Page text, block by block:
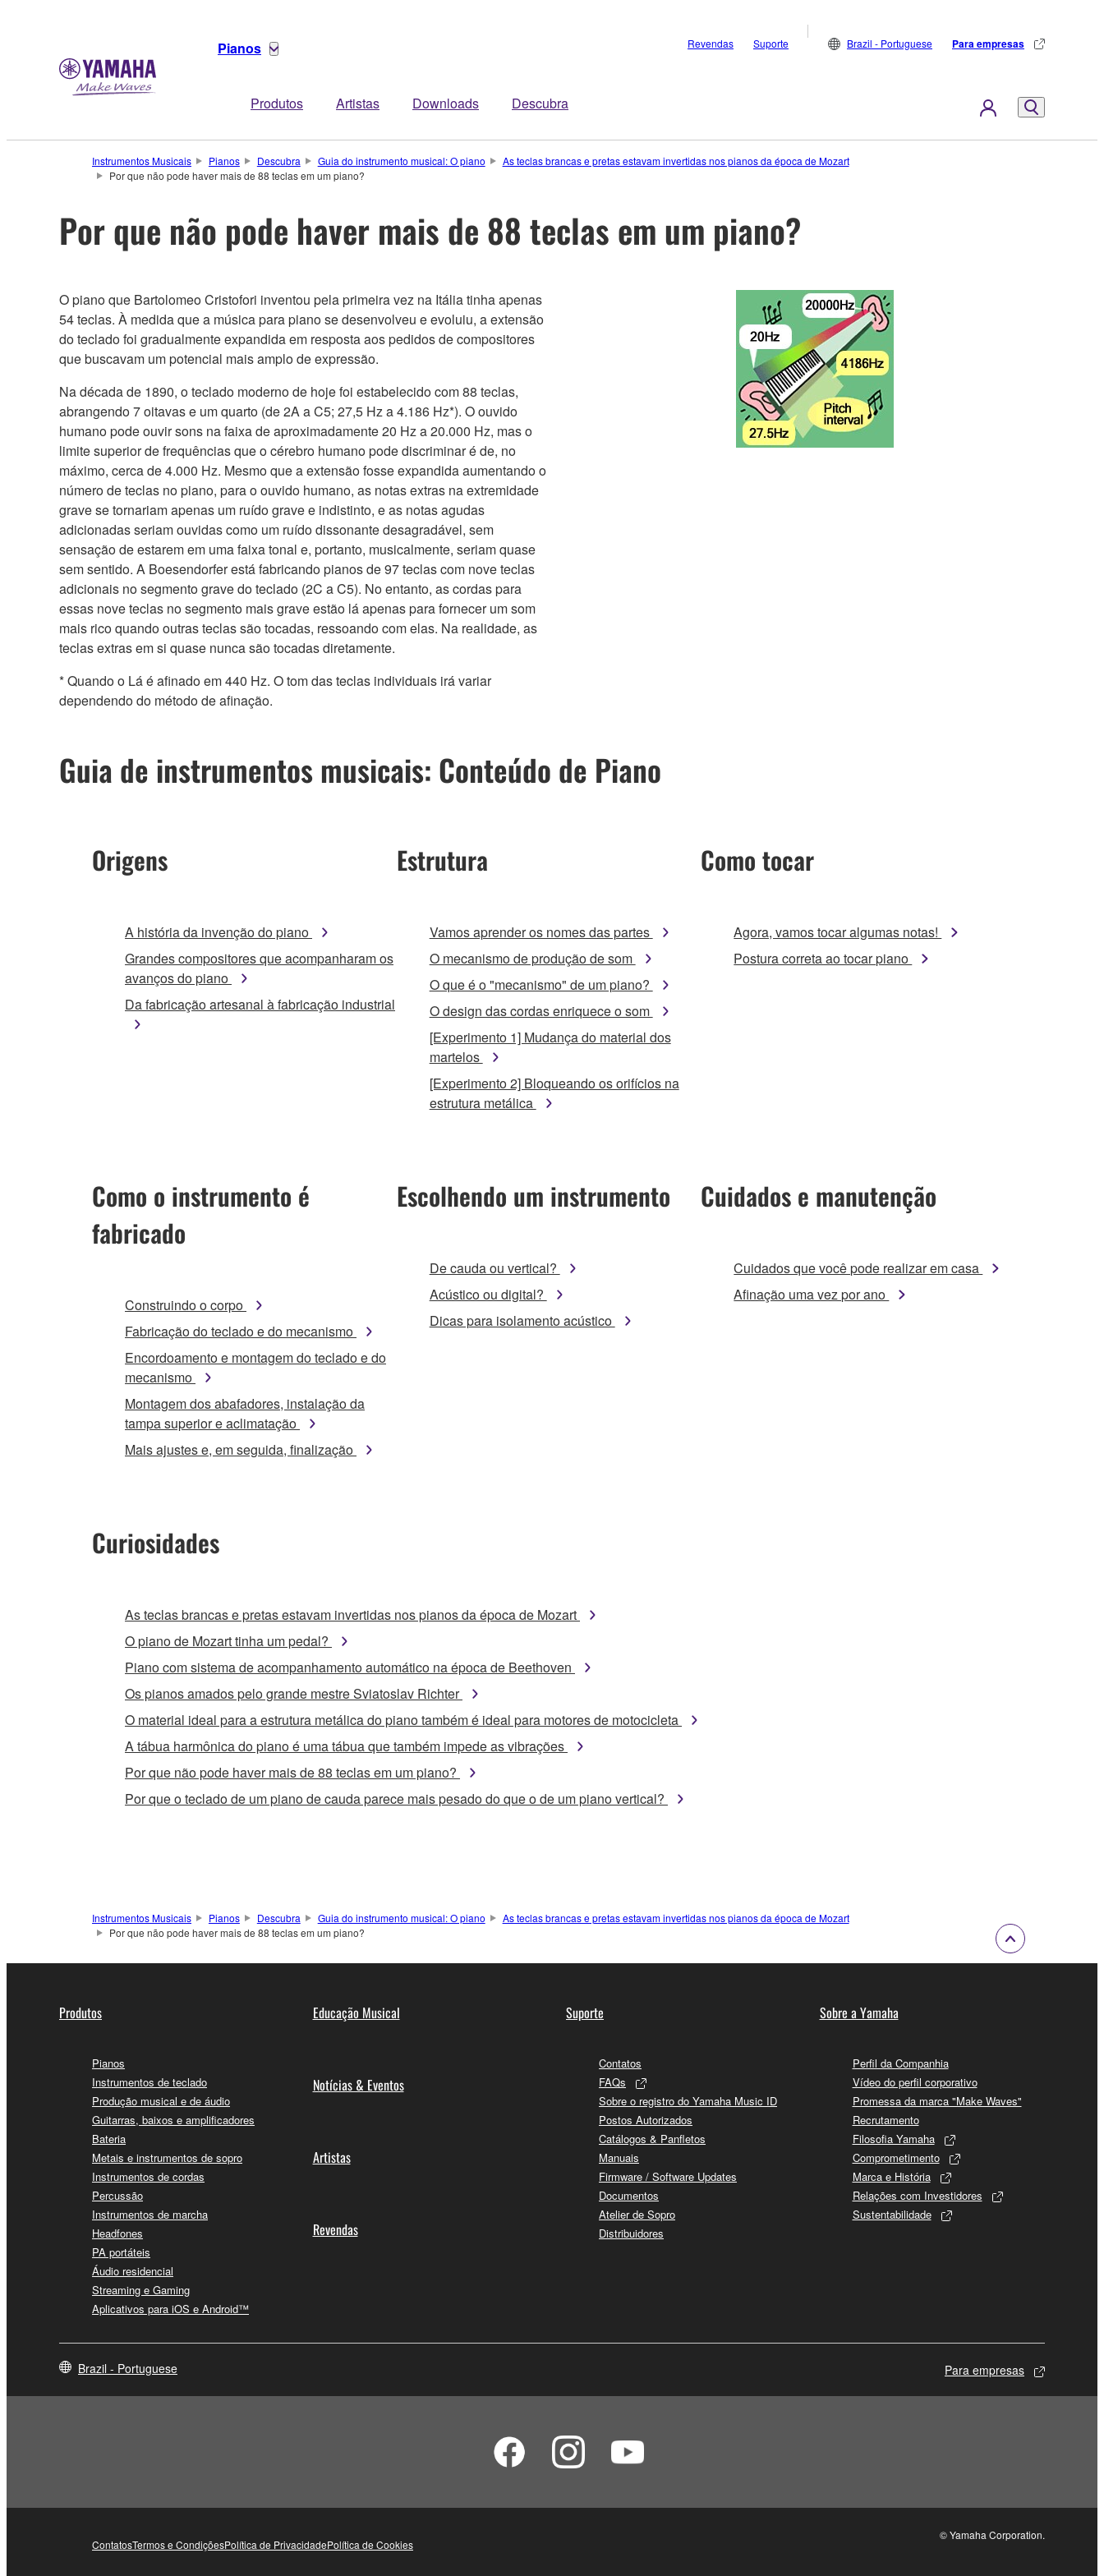
Pianos
Produtos Artistas Downloads Descubra
Revendas Suporte Brazil - Portuguese Para empresas
Instrumentos Musicais Pianos Descubra Guia do instrumento musical: O piano
As teclas brancas e pretas estavam invertidas nos pianos da época de Mozart
Por que não pode haver mais de 88 teclas em um piano?
Por que não pode haver mais de 88 teclas em um piano?
O piano que Bartolomeo Cristofori inventou pela primeira vez na Itália tinha apenas
54 teclas. À medida que a música para piano se desenvolveu e evoluiu, a extensão
do teclado foi gradualmente expandida em resposta aos pedidos de compositores
que buscavam um potencial mais amplo de expressão.
Na década de 1890, o teclado moderno de hoje foi estabelecido com 88 teclas,
abrangendo 7 oitavas e um quarto (de 2A a C5; 27,5 Hz a 4.186 Hz*). O ouvido
humano pode ouvir sons na faixa de aproximadamente 20 Hz a 20.000 Hz, mas o
limite superior de frequências que o cérebro humano pode discriminar é de, no
máximo, cerca de 4.000 Hz. Mesmo que a extensão fosse expandida aumentando o
número de teclas no piano, para o ouvido humano, as notas extras na extremidade
grave se tornariam apenas um ruído grave e indistinto, e as notas agudas
adicionadas seriam ouvidas como um ruído dissonante desagradável, sem
sensação de estarem em uma faixa tonal e, portanto, musicalmente, seriam quase
sem sentido. A Boesendorfer está fabricando pianos de 97 teclas com nove teclas
adicionais no segmento grave do teclado (2C a C5). No entanto, as cordas para
essas nove teclas no segmento mais grave estão lá apenas para fornecer um som
mais rico quando outras teclas são tocadas, ressoando com elas. Na realidade, as
teclas extras em si quase nunca são tocadas diretamente.
* Quando o Lá é afinado em 440 Hz. O tom das teclas individuais irá variar
dependendo do método de afinação.
Guia de instrumentos musicais: Conteúdo de Piano
Origens
A história da invenção do piano
Grandes compositores que acompanharam os
avanços do piano
Da fabricação artesanal à fabricação industrial
Estrutura
Vamos aprender os nomes das partes
O mecanismo de produção de som
O que é o "mecanismo" de um piano?
O design das cordas enriquece o som
[Experimento 1] Mudança do material dos
martelos
[Experimento 2] Bloqueando os orifícios na
estrutura metálica
Como tocar
Agora, vamos tocar algumas notas!
Postura correta ao tocar piano
Como o instrumento é
fabricado
Construindo o corpo
Fabricação do teclado e do mecanismo
Encordoamento e montagem do teclado e do
mecanismo
Montagem dos abafadores, instalação da
tampa superior e aclimatação
Mais ajustes e, em seguida, finalização
Escolhendo um instrumento
De cauda ou vertical?
Acústico ou digital?
Dicas para isolamento acústico
Cuidados e manutenção
Cuidados que você pode realizar em casa
Afinação uma vez por ano
Curiosidades
As teclas brancas e pretas estavam invertidas nos pianos da época de Mozart
O piano de Mozart tinha um pedal?
Piano com sistema de acompanhamento automático na época de Beethoven
Os pianos amados pelo grande mestre Sviatoslav Richter
O material ideal para a estrutura metálica do piano também é ideal para motores de motocicleta
A tábua harmônica do piano é uma tábua que também impede as vibrações
Por que não pode haver mais de 88 teclas em um piano?
Por que o teclado de um piano de cauda parece mais pesado do que o de um piano vertical?
Instrumentos Musicais Pianos Descubra Guia do instrumento musical: O piano
As teclas brancas e pretas estavam invertidas nos pianos da época de Mozart
Por que não pode haver mais de 88 teclas em um piano?
Produtos
Pianos
Instrumentos de teclado
Produção musical e de áudio
Guitarras, baixos e amplificadores
Bateria
Metais e instrumentos de sopro
Instrumentos de cordas
Percussão
Instrumentos de marcha
Headfones
PA portáteis
Áudio residencial
Streaming e Gaming
Aplicativos para iOS e Android™
Educação Musical
Notícias & Eventos
Artistas
Revendas
Suporte
Contatos
FAQs
Sobre o registro do Yamaha Music ID
Postos Autorizados
Catálogos & Panfletos
Manuais
Firmware / Software Updates
Documentos
Atelier de Sopro
Distribuidores
Sobre a Yamaha
Perfil da Companhia
Vídeo do perfil corporativo
Promessa da marca "Make Waves"
Recrutamento
Filosofia Yamaha
Comprometimento
Marca e História
Relações com Investidores
Sustentabilidade
Brazil - Portuguese Para empresas
ContatosTermos e CondiçõesPolítica de PrivacidadePolítica de Cookies
© Yamaha Corporation.